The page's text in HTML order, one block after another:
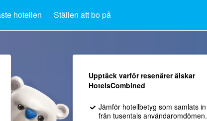
hotellen Ställen att bo på
Upptäck varför resenärer älskar
HotelsCombined
Jämför hotellbetyg som samlats in
från tusentals användaromdömen.